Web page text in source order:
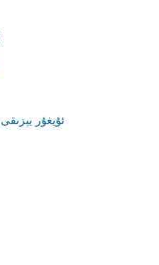
ئۇيغۇر